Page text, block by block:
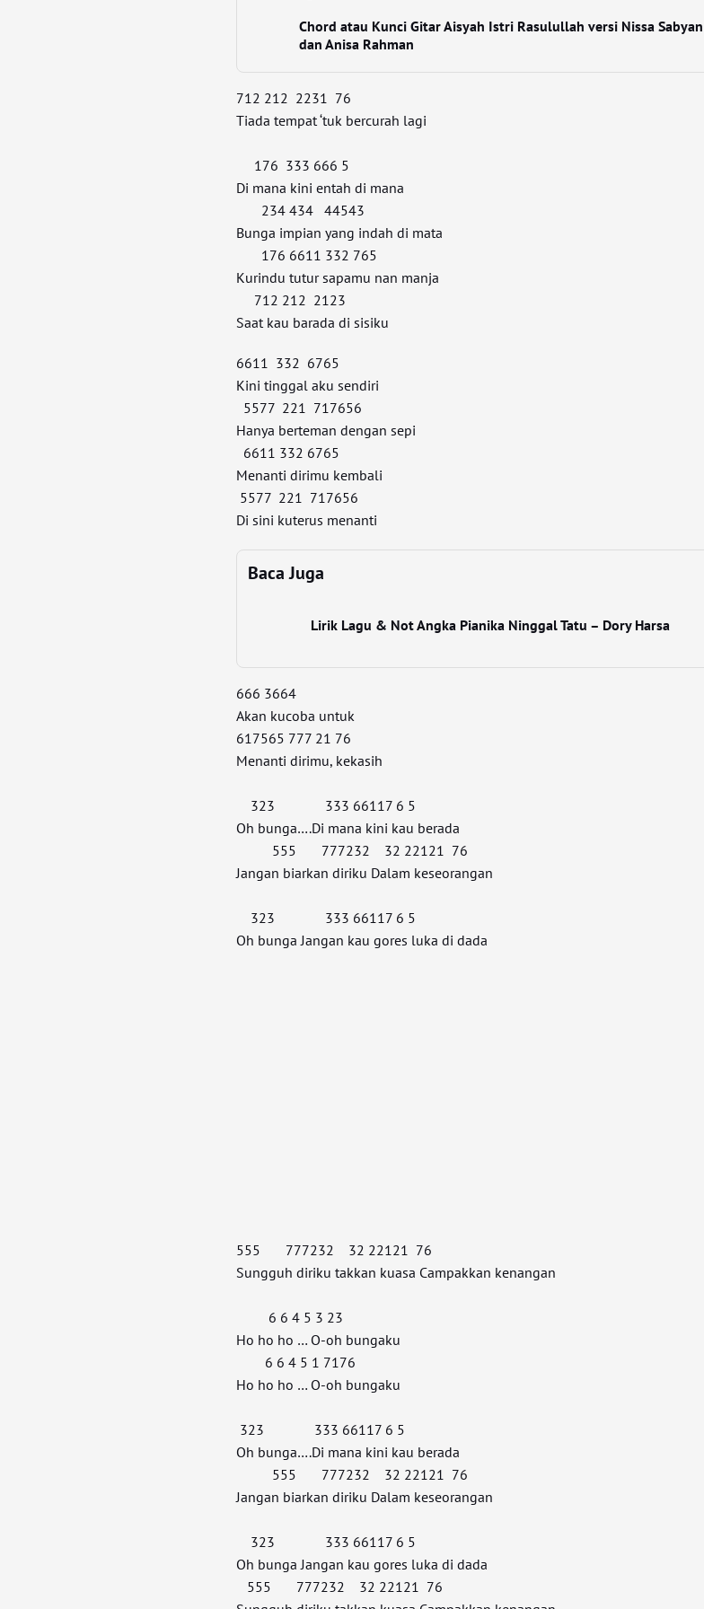
Chord atau Kunci Gitar Aisyah Istri Rasulullah versi Nissa Sabyan
dan Anisa Rahman
712 212 2231 76
Tiada tempat ‘tuk bercurah lagi
176 333 666 5
Di mana kini entah di mana
234 434 44543
Bunga impian yang indah di mata
176 6611 332 765
Kurindu tutur sapamu nan manja
712 212 2123
Saat kau barada di sisiku
6611 332 6765
Kini tinggal aku sendiri
5577 221 717656
Hanya berteman dengan sepi
6611 332 6765
Menanti dirimu kembali
5577 221 717656
Di sini kuterus menanti
Baca Juga
Lirik Lagu & Not Angka Pianika Ninggal Tatu – Dory Harsa
666 3664
Akan kucoba untuk
617565 777 21 76
Menanti dirimu, kekasih
323 333 66117 6 5
Oh bunga….Di mana kini kau berada
555 777232 32 22121 76
Jangan biarkan diriku Dalam keseorangan
323 333 66117 6 5
Oh bunga Jangan kau gores luka di dada
555 777232 32 22121 76
Sungguh diriku takkan kuasa Campakkan kenangan
6 6 4 5 3 23
Ho ho ho … O-oh bungaku
6 6 4 5 1 7176
Ho ho ho … O-oh bungaku
323 333 66117 6 5
Oh bunga….Di mana kini kau berada
555 777232 32 22121 76
Jangan biarkan diriku Dalam keseorangan
323 333 66117 6 5
Oh bunga Jangan kau gores luka di dada
555 777232 32 22121 76